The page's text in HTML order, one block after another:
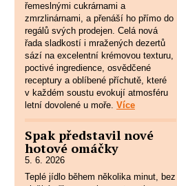
řemeslnými cukrárnami a
zmrzlinárnami, a přenáší ho přímo do
regálů svých prodejen. Celá nová
řada sladkostí i mražených dezertů
sází na excelentní krémovou texturu,
poctivé ingredience, osvědčené
receptury a oblíbené příchutě, které
v každém soustu evokují atmosféru
letní dovolené u moře. Více
Spak představil nové
hotové omáčky
5. 6. 2026
Teplé jídlo během několika minut, bez